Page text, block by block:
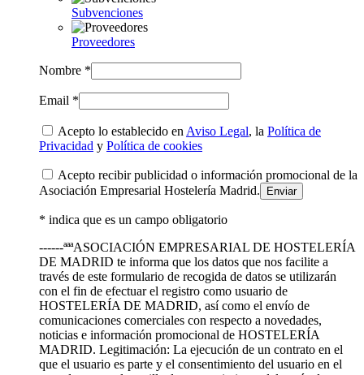
Subvenciones
Proveedores
Nombre *
Email *
Acepto lo establecido en Aviso Legal, la Política de
Privacidad y Política de cookies
Acepto recibir publicidad o información promocional de la
Asociación Empresarial Hostelería Madrid.
* indica que es un campo obligatorio
------ªªªASOCIACIÓN EMPRESARIAL DE HOSTELERÍA
DE MADRID te informa que los datos que nos facilite a
través de este formulario de recogida de datos se utilizarán
con el fin de efectuar el registro como usuario de
HOSTELERÍA DE MADRID, así como el envío de
comunicaciones comerciales con respecto a novedades,
noticias e información promocional de HOSTELERÍA
MADRID. Legitimación: La ejecución de un contrato en el
que el usuario es parte y el consentimiento del usuario en el